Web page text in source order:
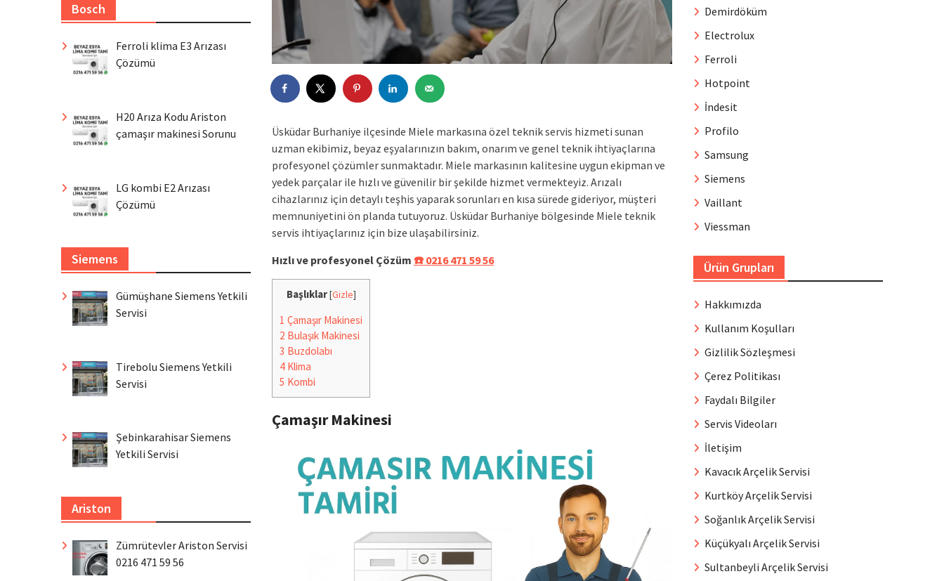
Üsküdar Burhaniye ilçesinde Miele markasına özel teknik servis hizmeti sunan
uzman ekibimiz, beyaz eşyalarınızın bakım, onarım ve genel teknik ihtiyaçlarına
profesyonel çözümler sunmaktadır. Miele markasının kalitesine uygun ekipman ve
yedek parçalar ile hızlı ve güvenilir bir şekilde hizmet vermekteyiz. Arızalı
cihazlarınız için detaylı teşhis yaparak sorunları en kısa sürede gideriyor, müşteri
memnuniyetini ön planda tutuyoruz. Üsküdar Burhaniye bölgesinde Miele teknik
servis ihtiyaçlarınız için bize ulaşabilirsiniz.
Hızlı ve profesyonel Çözüm ☎️ 0216 471 59 56
Başlıklar [Gizle]
1 Çamaşır Makinesi
2 Bulaşık Makinesi
3 Buzdolabı
4 Klima
5 Kombi
Çamaşır Makinesi
Demirdöküm
Electrolux
Ferroli
Hotpoint
İndesit
Profilo
Samsung
Siemens
Vaillant
Viessman
Ürün Grupları
Hakkımızda
Kullanım Koşulları
Gizlilik Sözleşmesi
Çerez Politikası
Faydalı Bilgiler
Servis Videoları
İletişim
Kavacık Arçelik Servisi
Kurtköy Arçelik Servisi
Soğanlık Arçelik Servisi
Küçükyalı Arçelik Servisi
Sultanbeyli Arçelik Servisi
Bosch
Ferroli klima E3 Arızası
Çözümü
H20 Arıza Kodu Ariston
çamaşır makinesi Sorunu
LG kombi E2 Arızası
Çözümü
Siemens
Gümüşhane Siemens Yetkili
Servisi
Tirebolu Siemens Yetkili
Servisi
Şebinkarahisar Siemens
Yetkili Servisi
Ariston
Zümrütevler Ariston Servisi
0216 471 59 56